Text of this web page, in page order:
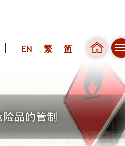
EN 繁 简